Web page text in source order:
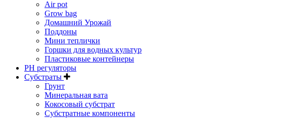
Air pot
Grow bag
Домашний Урожай
Поддоны
Мини теплички
Горшки для водных культур
Пластиковые контейнеры
PH регуляторы
Субстраты
Грунт
Минеральная вата
Кокосовый субстрат
Субстратные компоненты